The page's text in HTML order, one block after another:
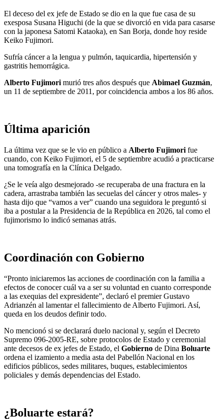
El deceso del ex jefe de Estado se dio en la que fue casa de su
exesposa Susana Higuchi (de la que se divorció en vida para casarse
con la japonesa Satomi Kataoka), en San Borja, donde hoy reside
Keiko Fujimori.
Sufría cáncer a la lengua y pulmón, taquicardia, hipertensión y
gastritis hemorrágica.
Alberto Fujimori murió tres años después que Abimael Guzmán,
un 11 de septiembre de 2011, por coincidencia ambos a los 86 años.
Última aparición
La última vez que se le vio en público a Alberto Fujimori fue
cuando, con Keiko Fujimori, el 5 de septiembre acudió a practicarse
una tomografía en la Clínica Delgado.
¿Se le veía algo desmejorado -se recuperaba de una fractura en la
cadera, arrastraba también las secuelas del cáncer y otros males- y
hasta dijo que “vamos a ver” cuando una seguidora le preguntó si
iba a postular a la Presidencia de la República en 2026, tal como el
fujimorismo lo indicó semanas atrás.
Coordinación con Gobierno
“Pronto iniciaremos las acciones de coordinación con la familia a
efectos de conocer cuál va a ser su voluntad en cuanto corresponde
a las exequias del expresidente”, declaró el premier Gustavo
Adrianzén al lamentar el fallecimiento de Alberto Fujimori. Así,
queda en los deudos definir todo.
No mencionó si se declarará duelo nacional y, según el Decreto
Supremo 096-2005-RE, sobre protocolos de Estado y ceremonial
ante decesos de ex jefes de Estado, el Gobierno de Dina Boluarte
ordena el izamiento a media asta del Pabellón Nacional en los
edificios públicos, sedes militares, buques, establecimientos
policiales y demás dependencias del Estado.
¿Boluarte estará?